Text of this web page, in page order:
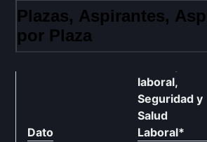
Plazas, Aspirantes,
por Plaza
Dato
laboral,
Seguridad y
Salud
Laboral*